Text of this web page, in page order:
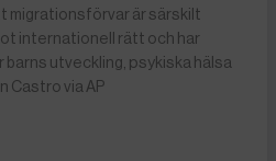
migrationsförvar är särskilt
internationell rätt och har
utveckling, psykiska hälsa
Castro via AP